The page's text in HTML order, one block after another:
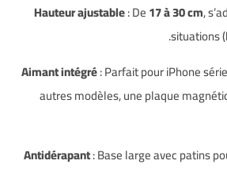
: De17 à 30 cm,
situations
: Parfait pour iPhone
autres modèles, une plaque
: Base large avec patins